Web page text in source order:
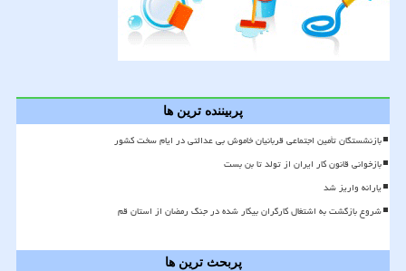
پربیننده ترین ها
بازنشستگان تأمین اجتماعی قربانیان خاموش بی عدالتی در ایام سخت کشور
بازخوانی قانون کار ایران از تولد تا بن بست
یارانه واریز شد
شروع بازگشت به اشتغال کارگران بیکار شده در جنگ رمضان از استان قم
پربحث ترین ها